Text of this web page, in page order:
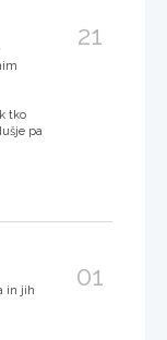
tko
pa
21
in jih
01